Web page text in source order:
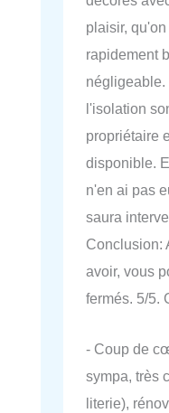
plaisir,
rapidement
l'isolation
propriétaire
disponible.
n'en ai pas
saura
Conclusion:
avoir, vous
fermés. 5/5.
- Coup de
sympa, très
literie),